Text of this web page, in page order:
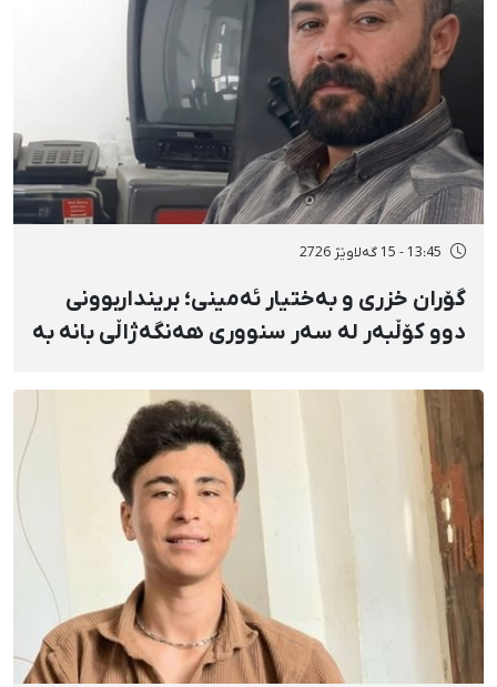
13:45 - 15 گەلاوێژ 2726
گۆران خزری و بەختیار ئەمینی؛ برینداربوونی
دوو کۆڵبەر لە سەر سنووری هەنگەژاڵی بانه بە
تەقینەوەی مین